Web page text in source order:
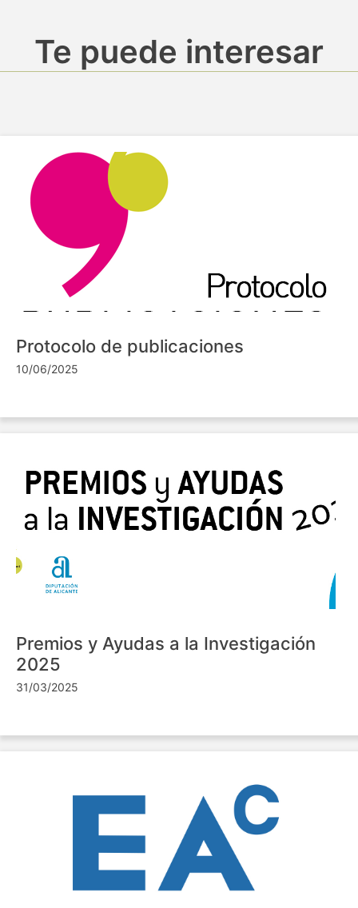
Te puede interesar
Protocolo de publicaciones
10/06/2025
Premios y Ayudas a la Investigación
2025
31/03/2025